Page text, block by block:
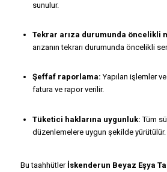
sunulur.
Tekrar arıza durumunda öncelikli
arızanın tekrarı durumunda öncelikli
Şeffaf raporlama: Yapılan işlemler
fatura ve rapor verilir.
Tüketici haklarına uygunluk: Tüm
düzenlemelere uygun şekilde yürütülür.
Bu taahhütler İskenderun Beyaz Eşya